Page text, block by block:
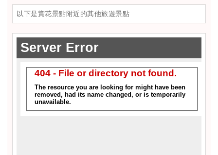
以下是賞花景點附近的其他旅遊景點